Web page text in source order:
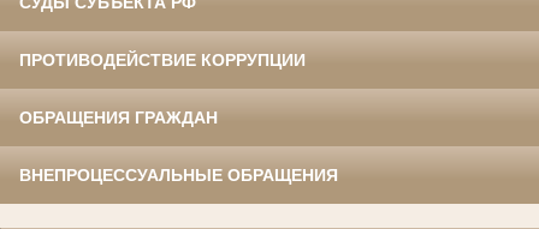
ПРОТИВОДЕЙСТВИЕ КОРРУПЦИИ
ОБРАЩЕНИЯ ГРАЖДАН
ВНЕПРОЦЕССУАЛЬНЫЕ ОБРАЩЕНИЯ